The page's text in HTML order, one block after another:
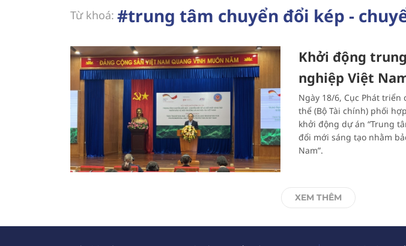
Từ khoá: #trung tâm chuyển đổi kép -
Khởi động
nghiệp Việt
Ngày 18/6, Cục Phát
thể (Bộ Tài chính) phối
khởi động dự án “Trung
đổi mới sáng tạo nhằm
Nam”.
XEM THÊM